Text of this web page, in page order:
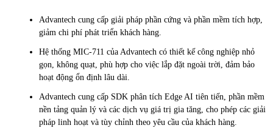
Advantech cung cấp giải pháp phần cứng và phần mềm tích hợp,
giảm chi phí phát triển khách hàng.
Hệ thống MIC-711 của Advantech có thiết kế công nghiệp nhỏ
gọn, không quạt, phù hợp cho việc lắp đặt ngoài trời, đảm bảo
hoạt động ổn định lâu dài.
Advantech cung cấp SDK phân tích Edge AI tiên tiến, phần mềm
nền tảng quản lý và các dịch vụ giá trị gia tăng, cho phép các giải
pháp linh hoạt và tùy chỉnh theo yêu cầu của khách hàng.